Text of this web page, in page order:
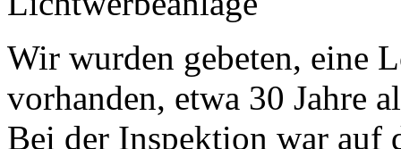
Wir wurden gebeten, eine
vorhanden, etwa 30 Jahre
Bei der Inspektion war auf